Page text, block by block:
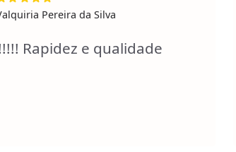
Pereira da Silva
Rapidez e qualidade